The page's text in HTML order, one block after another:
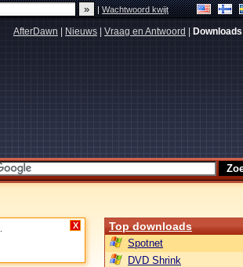
|Wachtwoord kwijt
AfterDawn Nieuws Vraag en Antwoord Downloads
X Top downloads
Spotnet
DVD Shrink